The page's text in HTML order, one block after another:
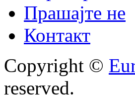
Прашајте не
Контакт
Copyright ©
reserved.